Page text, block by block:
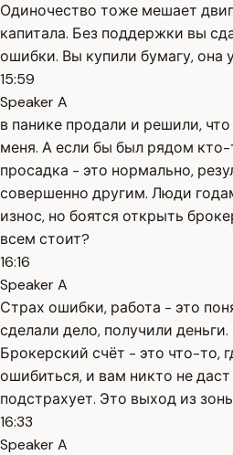
Одиночество тоже мешает
капитала. Без поддержки вы
ошибки. Вы купили бумагу, она
15:59
Speaker A
в панике продали и решили,
меня. А если бы был рядом кто-
просадка - это нормально,
совершенно другим. Люди
износ, но боятся открыть
всем стоит?
16:16
Speaker A
Страх ошибки, работа - это
сделали дело, получили
Брокерский счёт - это что-то,
ошибиться, и вам никто не
подстрахует. Это выход из
16:33
Speaker A